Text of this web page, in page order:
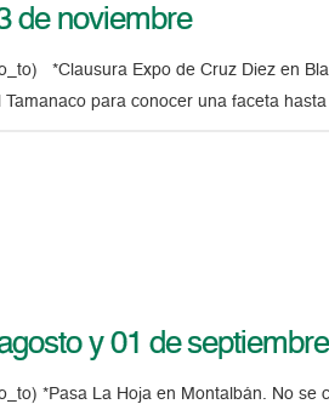
de noviembre
*Clausura Expo de Cruz Diez en
para conocer una faceta
y 01 de septiembre
*Pasa La Hoja en Montalbán. No se